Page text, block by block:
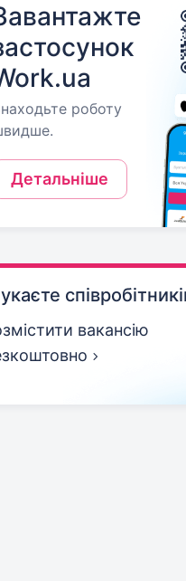
роботу
Детальніше
вакансію